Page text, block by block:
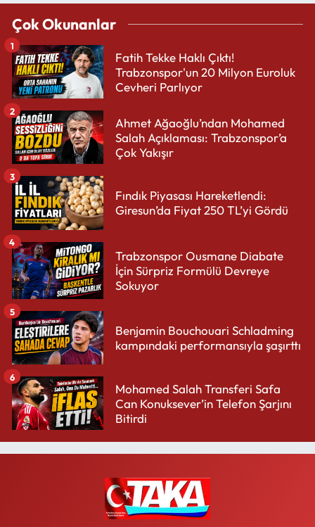
Çok Okunanlar
Fatih Tekke Haklı Çıktı!
Trabzonspor'un 20 Milyon Euroluk
Cevheri Parlıyor
1
Ahmet Ağaoğlu’ndan Mohamed
Salah Açıklaması: Trabzonspor’a
Çok Yakışır
2
Fındık Piyasası Hareketlendi:
Giresun’da Fiyat 250 TL’yi Gördü
3
Trabzonspor Ousmane Diabate
İçin Sürpriz Formülü Devreye
Sokuyor
4
Benjamin Bouchouari Schladming
kampındaki performansıyla şaşırttı
5
Mohamed Salah Transferi Safa
Can Konuksever’in Telefon Şarjını
Bitirdi
6